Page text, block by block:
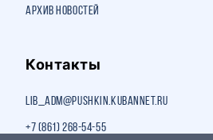
Архив новостей
Контакты
lib_adm@pushkin.kubannet.ru
+7 (861) 268-54-55